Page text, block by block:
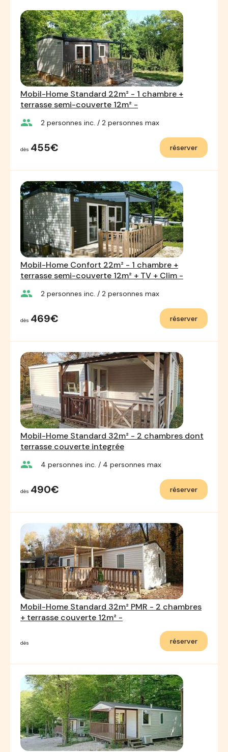
Mobil-Home Standard 22m² - 1 chambre +
terrasse semi-couverte 12m² -
group 2 personnes inc. / 2 personnes max
dès 455€ réserver
Mobil-Home Confort 22m² - 1 chambre +
terrasse semi-couverte 12m² + TV + Clim -
group 2 personnes inc. / 2 personnes max
dès 469€ réserver
Mobil-Home Standard 32m² - 2 chambres dont
terrasse couverte integrée
group 4 personnes inc. / 4 personnes max
dès 490€ réserver
Mobil-Home Standard 32m² PMR - 2 chambres
+ terrasse couverte 12m² -
dès réserver